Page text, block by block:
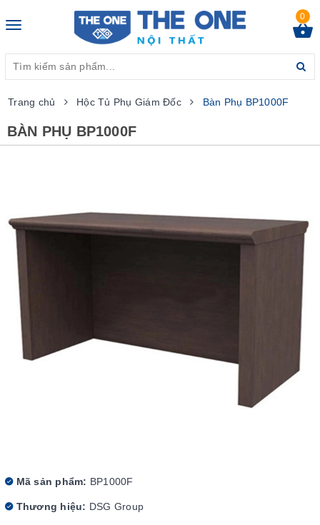
Toggle
0
Trang chủ Hộc Tủ Phụ Giám Đốc Bàn Phụ BP1000F
BÀN PHỤ BP1000F
Mã sản phẩm: BP1000F
Thương hiệu: DSG Group